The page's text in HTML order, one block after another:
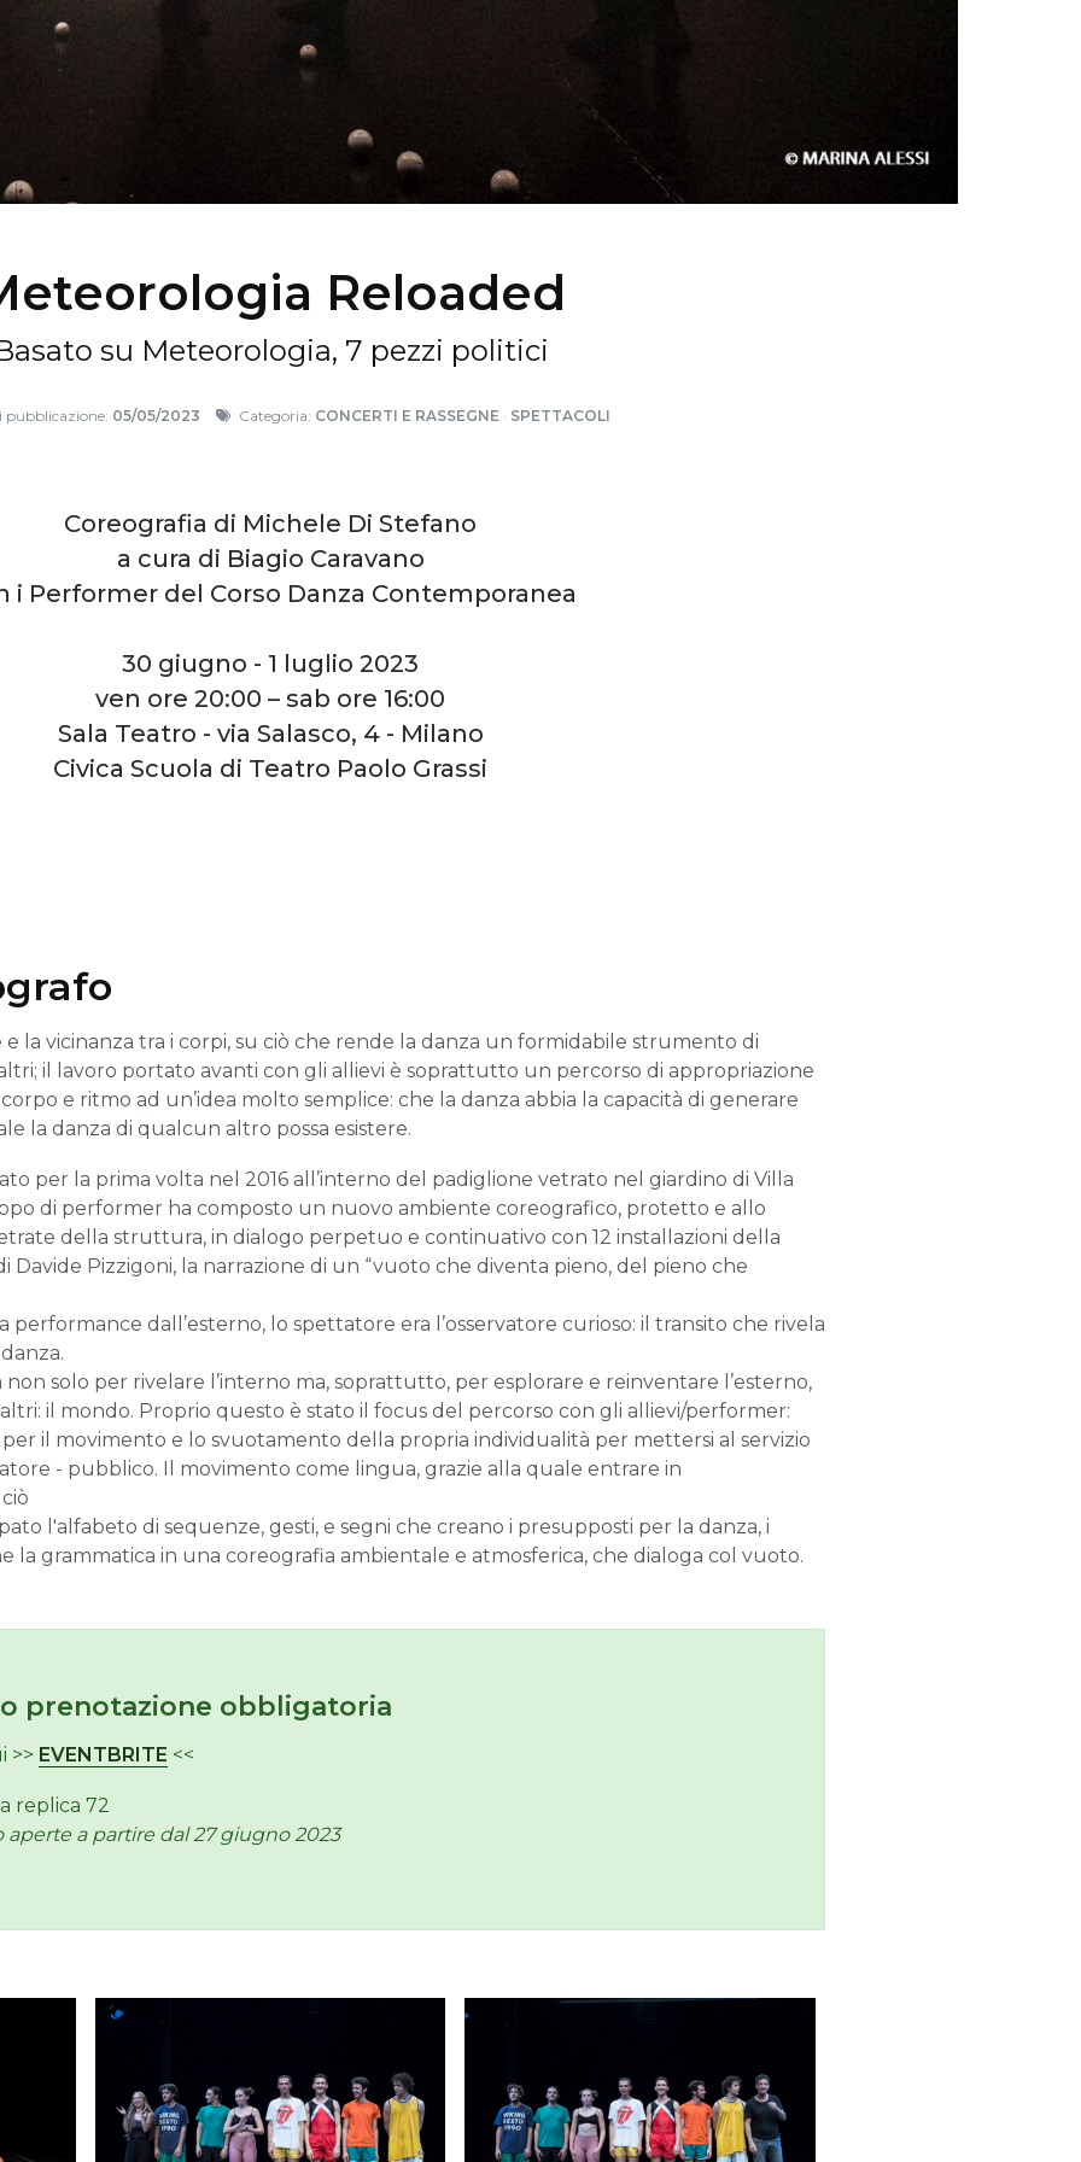
Reloaded
su Meteorologia, 7 pezzi politici
05/05/2023 Categoria: CONCERTI E RASSEGNE · SPETTACOLI
Coreografia di Michele Di Stefano
a cura di Biagio Caravano
i Performer del Corso Danza Contemporanea
30 giugno - 1 luglio 2023
ven ore 20:00 – sab ore 16:00
Sala Teatro - via Salasco, 4 - Milano
Civica Scuola di Teatro Paolo Grassi
la vicinanza tra i corpi, su ciò che rende la danza un formidabile strumento di
il lavoro portato avanti con gli allievi è soprattutto un percorso di appropriazione
e ritmo ad un’idea molto semplice: che la danza abbia la capacità di generare
la danza di qualcun altro possa esistere.
per la prima volta nel 2016 all’interno del padiglione vetrato nel giardino di Villa
di performer ha composto un nuovo ambiente coreografico, protetto e allo
della struttura, in dialogo perpetuo e continuativo con 12 installazioni della
Davide Pizzigoni, la narrazione di un “vuoto che diventa pieno, del pieno che
dall’esterno, lo spettatore era l’osservatore curioso: il transito che rivela
solo per rivelare l’interno ma, soprattutto, per esplorare e reinventare l’esterno,
il mondo. Proprio questo è stato il focus del percorso con gli allievi/performer:
il movimento e lo svuotamento della propria individualità per mettersi al servizio
- pubblico. Il movimento come lingua, grazie alla quale entrare in
l'alfabeto di sequenze, gesti, e segni che creano i presupposti per la danza, i
la grammatica in una coreografia ambientale e atmosferica, che dialoga col vuoto.
prenotazione obbligatoria
>> EVENTBRITE <<
replica 72
a partire dal 27 giugno 2023